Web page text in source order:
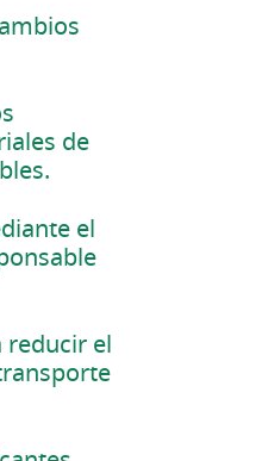
de
el
reducir el